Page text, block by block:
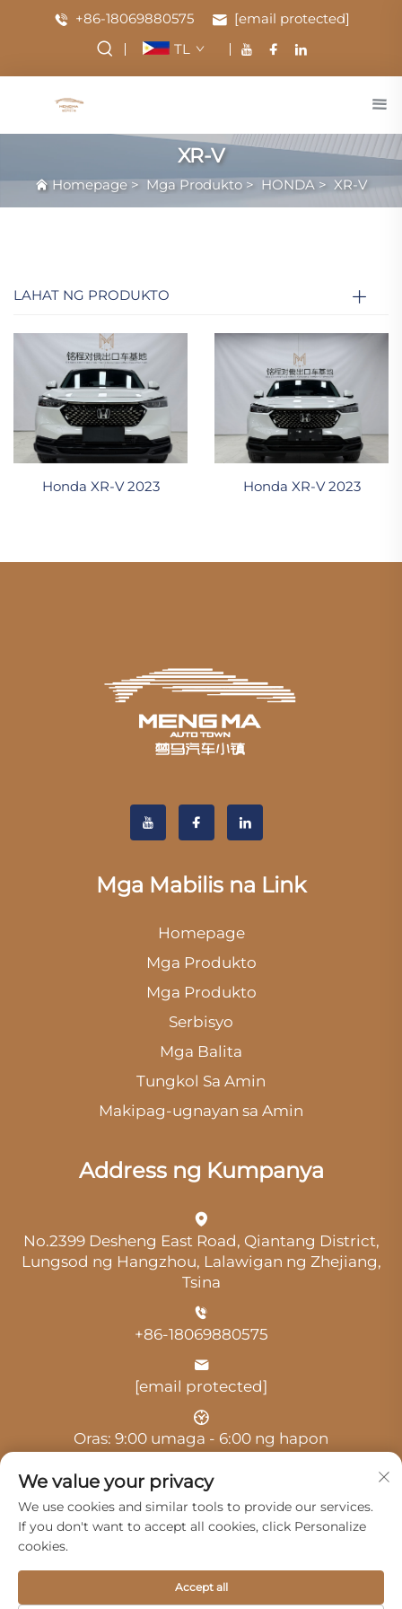
+86-18069880575
[email protected]
TL
XR-V
Homepage > Mga Produkto > HONDA > XR-V
LAHAT NG PRODUKTO
Honda XR-V 2023 Honda XR-V 2023
Mga Mabilis na Link
Homepage
Mga Produkto
Mga Produkto
Serbisyo
Mga Balita
Tungkol Sa Amin
Makipag-ugnayan sa Amin
Address ng Kumpanya
No.2399 Desheng East Road, Qiantang District,
Lungsod ng Hangzhou, Lalawigan ng Zhejiang,
Tsina
+86-18069880575
[email protected]
Oras: 9:00 umaga - 6:00 ng hapon
Patakaran sa Pagkakapribado
We value your privacy
We use cookies and similar tools to provide our services.
If you don't want to accept all cookies, click Personalize
cookies.
Accept all